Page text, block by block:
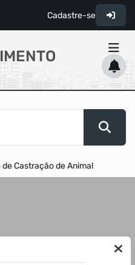
Cadastre-se
Castração de Animal